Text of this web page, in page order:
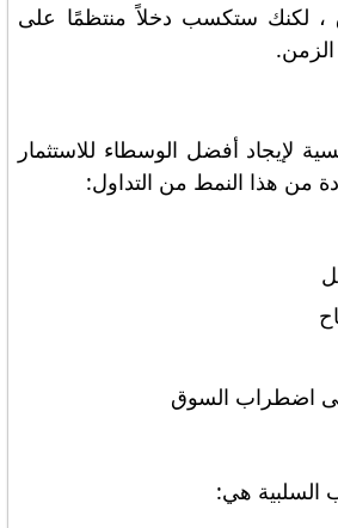
، لكنك ستكسب دخلاً منتظمًا على
لإيجاد أفضل الوسطاء للاستثمار
من هذا النمط من التداول:
اضطراب السوق
السلبية هي: